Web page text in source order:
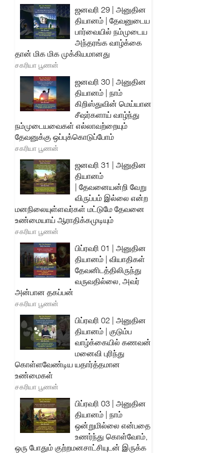
ஜனவரி 29 | அனுதின
தியானம் | தேவனுடைய
பார்வையில் நம்முடைய
அந்தரங்க வாழ்க்கை
தான் மிக மிக முக்கியமானது
சகரியா பூணன்
ஜனவரி 30 | அனுதின
தியானம் | நாம்
கிறிஸ்துவின் மெய்யான
சீஷர்களாய் வாழ்ந்து
நம்முடையவைகள் எல்லாவற்றையும்
தேவனுக்கு ஒப்புக்கொடுப்போம்
சகரியா பூணன்
ஜனவரி 31 | அனுதின
தியானம்
| தேவனையன்றி வேறு
விருப்பம் இல்லை என்ற
மனநிலையுள்ளவர்கள் மட்டுமே தேவனை
உண்மையாய் ஆராதிக்கமுடியும்
சகரியா பூணன்
பிப்ரவரி 01 | அனுதின
தியானம் | வியாதிகள்
தேவனிடத்திலிருந்து
வருவதில்லை, அவர்
அன்பான தகப்பன்
சகரியா பூணன்
பிப்ரவரி 02 | அனுதின
தியானம் | குடும்ப
வாழ்க்கையில் கணவன்
மனைவி புரிந்து
கொள்ளவேண்டிய யதார்த்தமான
உண்மைகள்
சகரியா பூணன்
பிப்ரவரி 03 | அனுதின
தியானம் | நாம்
ஒன்றுமில்லை என்பதை
உணர்ந்து கொள்வோம்,
ஒரு போதும் குற்றமனசாட்சியுடன் இருக்க